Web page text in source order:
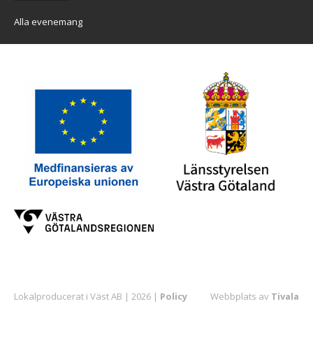
Alla evenemang
Lokalproducerat i Väst AB | 2026 | Policy Webbplats av Tivala